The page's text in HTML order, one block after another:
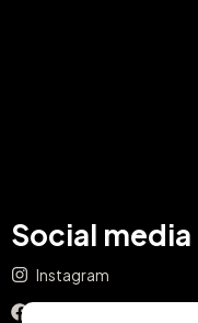
Social media
Instagram